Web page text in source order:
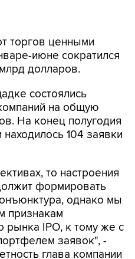
млрд долларов.
состоялись
На конец полугодия
104 заявки
то настроения
однако мы
признакам
рынка IPO, к тому же с
заявок", -
глава компании